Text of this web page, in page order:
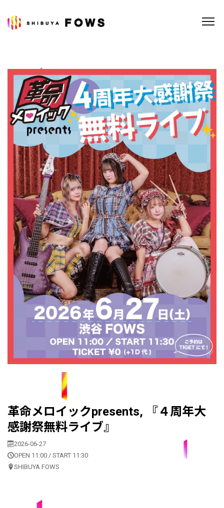
革命メロイックpresents, 『４周年大
感謝祭無料ライブ』
2026-06-27
OPEN 11:00 / START 11:30
SHIBUYA FOWS